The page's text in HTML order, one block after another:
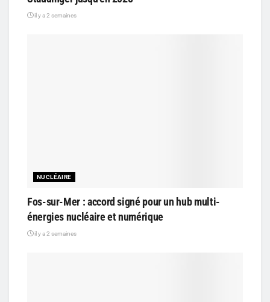
il y a 2 semaines
NUCLÉAIRE
Fos-sur-Mer : accord signé pour un hub multi-
énergies nucléaire et numérique
il y a 2 semaines